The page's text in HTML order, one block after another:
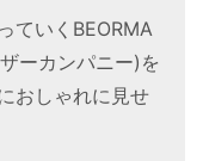
ていくBEORMA
ーカンパニー)を
おしゃれに見せ